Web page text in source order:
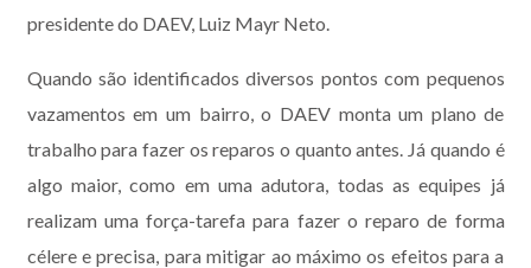
presidente do DAEV, Luiz Mayr Neto.
Quando são identificados diversos pontos com pequenos
vazamentos em um bairro, o DAEV monta um plano de
trabalho para fazer os reparos o quanto antes. Já quando é
algo maior, como em uma adutora, todas as equipes já
realizam uma força-tarefa para fazer o reparo de forma
célere e precisa, para mitigar ao máximo os efeitos para a